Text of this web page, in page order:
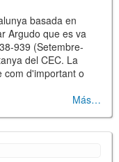
basada en
Argudo que es va
939 (Setembre-
del CEC. La
com d'important o
Más